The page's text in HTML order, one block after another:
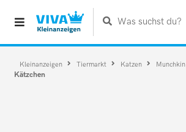
Was suchst du?
Kleinanzeigen Tiermarkt Katzen Munchkin
Kätzchen